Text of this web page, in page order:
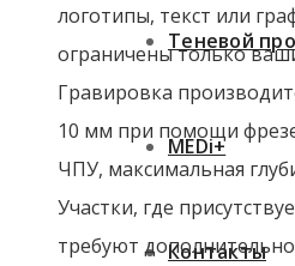
Теневой
MEDi+
Контакты
логотипы, текст или
ограничены только
Гравировка
10 мм при помощи
ЧПУ, максимальная
Участки, где
требуют